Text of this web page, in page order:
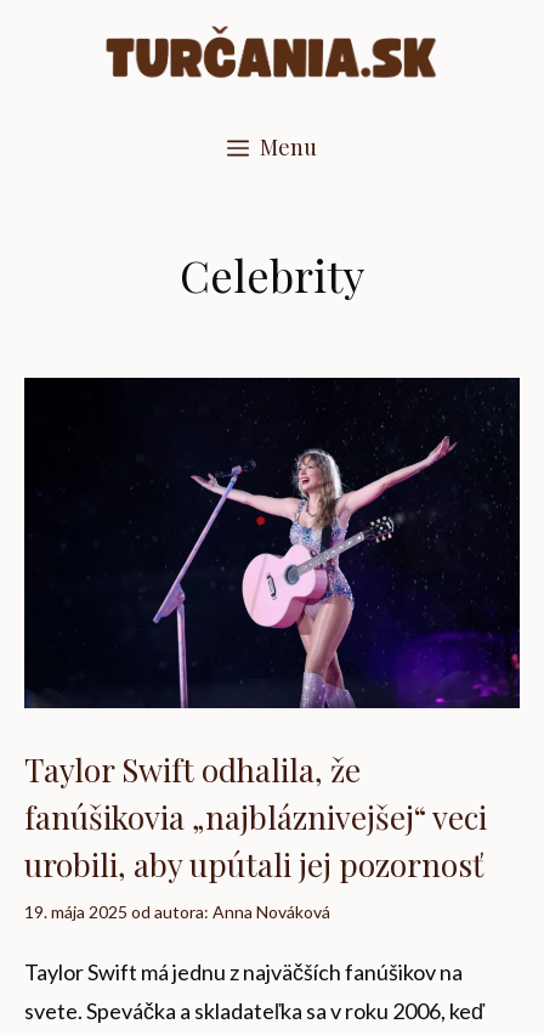
Menu
Celebrity
Taylor Swift odhalila, že
fanúšikovia „najbláznivejšej“ veci
urobili, aby upútali jej pozornosť
19. mája 2025 od autora: Anna Nováková
Taylor Swift má jednu z najväčších fanúšikov na
svete. Speváčka a skladateľka sa v roku 2006, keď